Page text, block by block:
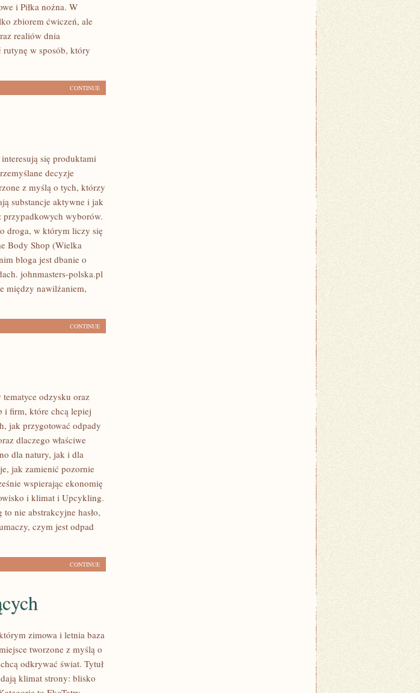
i Piłka nożna. W
zbiorem ćwiczeń, ale
realiów dnia
rutynę w sposób, który
CONTINUE
się produktami
decyzje
z myślą o tych, którzy
substancje aktywne i jak
przypadkowych wyborów.
droga, w którym liczy się
Body Shop (Wielka
bloga jest dbanie o
johnmasters-polska.pl
między nawilżaniem,
CONTINUE
odzysku oraz
i firm, które chcą lepiej
jak przygotować odpady
dlaczego właściwe
dla natury, jak i dla
jak zamienić pozornie
wspierając ekonomię
i klimat i Upcykling.
nie abstrakcyjne hasło,
czym jest odpad
CONTINUE
zimowa i letnia baza
tworzone z myślą o
odkrywać świat. Tytuł
klimat strony: blisko